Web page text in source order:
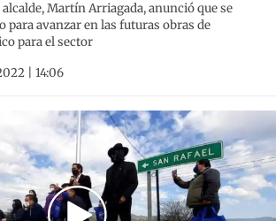
Martín Arriagada, anunció que se
para avanzar en las futuras obras de
para el sector
| 14:06